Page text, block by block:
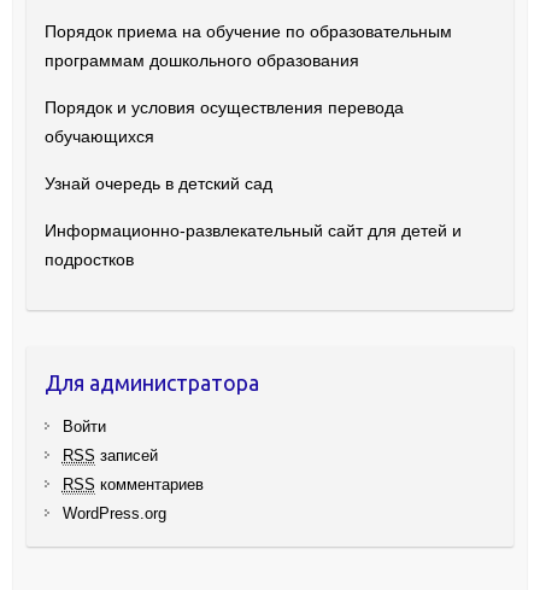
Порядок приема на обучение по образовательным
программам дошкольного образования
Порядок и условия осуществления перевода
обучающихся
Узнай очередь в детский сад
Информационно-развлекательный сайт для детей и
подростков
Для администратора
Войти
RSS записей
RSS комментариев
WordPress.org